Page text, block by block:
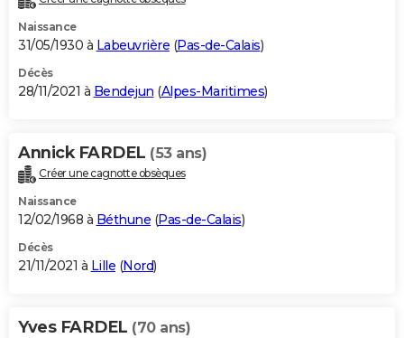
Naissance
31/05/1930 à Labeuvrière (Pas-de-Calais)
Décès
28/11/2021 à Bendejun (Alpes-Maritimes)
Annick FARDEL (53 ans)
Créer une cagnotte obsèques
Naissance
12/02/1968 à Béthune (Pas-de-Calais)
Décès
21/11/2021 à Lille (Nord)
Yves FARDEL (70 ans)